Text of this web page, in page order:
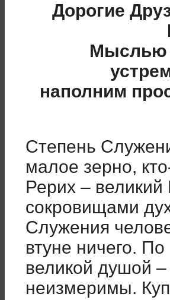
Дорогие
Мыслью
наполним
Степень
малое зерно,
Рерих –
сокровищами
Служения
втуне ничего.
великой душой
неизмеримы.